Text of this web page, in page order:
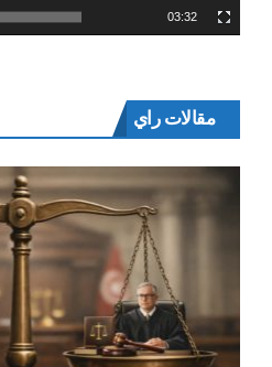
03:32
مقالات راي